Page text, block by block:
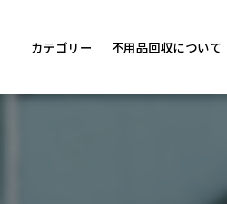
カテゴリー 不用品回収について